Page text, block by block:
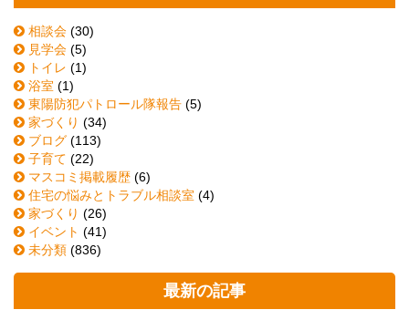
相談会 (30)
見学会 (5)
トイレ (1)
浴室 (1)
東陽防犯パトロール隊報告 (5)
家づくり (34)
ブログ (113)
子育て (22)
マスコミ掲載履歴 (6)
住宅の悩みとトラブル相談室 (4)
家づくり (26)
イベント (41)
未分類 (836)
最新の記事